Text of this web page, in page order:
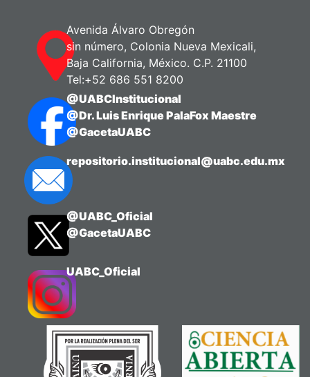
Avenida Álvaro Obregón
sin número, Colonia Nueva Mexicali,
Baja California, México. C.P. 21100
Tel:+52 686 551 8200
@UABCInstitucional
@Dr. Luis Enrique PalaFox Maestre
@GacetaUABC
repositorio.institucional@uabc.edu.mx
@UABC_Oficial
@GacetaUABC
UABC_Oficial